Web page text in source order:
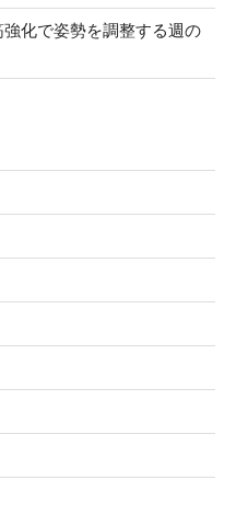
化で姿勢を調整する週の